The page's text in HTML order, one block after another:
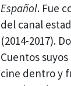
Español. Fue
del canal
(2014-2017).
Cuentos
cine dentro y